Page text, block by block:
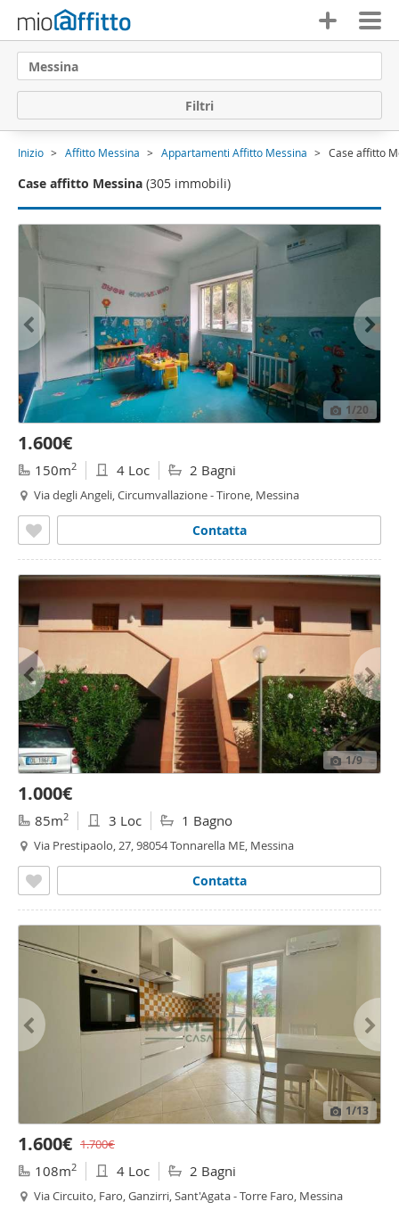
Messina
Filtri
Inizio Affitto Messina Appartamenti Affitto Messina Case affitto
Case affitto Messina (305 immobili)
1/20
1.600€
150m2 4 Loc 2 Bagni
Via degli Angeli, Circumvallazione - Tirone, Messina
Contatta
1/9
1.000€
85m2 3 Loc 1 Bagno
Via Prestipaolo, 27, 98054 Tonnarella ME, Messina
Contatta
1/13
1.600€ 1.700€
108m2 4 Loc 2 Bagni
Via Circuito, Faro, Ganzirri, Sant'Agata - Torre Faro, Messina